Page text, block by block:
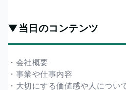
▼当日のコンテンツ
・会社概要
・事業や仕事内容
・大切にする価値感や人につい